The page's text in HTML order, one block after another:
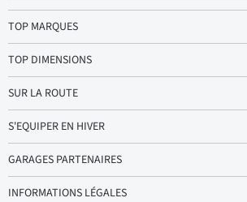
TOP MARQUES
TOP DIMENSIONS
SUR LA ROUTE
S'EQUIPER EN HIVER
GARAGES PARTENAIRES
INFORMATIONS LÉGALES